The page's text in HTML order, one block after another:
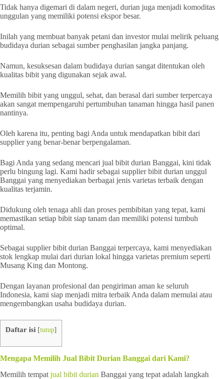
Tidak hanya digemari di dalam negeri, durian juga menjadi komoditas
unggulan yang memiliki potensi ekspor besar.
Inilah yang membuat banyak petani dan investor mulai melirik peluang
budidaya durian sebagai sumber penghasilan jangka panjang.
Namun, kesuksesan dalam budidaya durian sangat ditentukan oleh
kualitas bibit yang digunakan sejak awal.
Memilih bibit yang unggul, sehat, dan berasal dari sumber terpercaya
akan sangat mempengaruhi pertumbuhan tanaman hingga hasil panen
nantinya.
Oleh karena itu, penting bagi Anda untuk mendapatkan bibit dari
supplier yang benar-benar berpengalaman.
Bagi Anda yang sedang mencari jual bibit durian Banggai, kini tidak
perlu bingung lagi. Kami hadir sebagai supplier bibit durian unggul
Banggai yang menyediakan berbagai jenis varietas terbaik dengan
kualitas terjamin.
Didukung oleh tenaga ahli dan proses pembibitan yang tepat, kami
memastikan setiap bibit siap tanam dan memiliki potensi tumbuh
optimal.
Sebagai supplier bibit durian Banggai terpercaya, kami menyediakan
stok lengkap mulai dari durian lokal hingga varietas premium seperti
Musang King dan Montong.
Dengan layanan profesional dan pengiriman aman ke seluruh
Indonesia, kami siap menjadi mitra terbaik Anda dalam memulai atau
mengembangkan usaha budidaya durian.
Daftar isi [tutup]
Mengapa Memilih Jual Bibit Durian Banggai dari Kami?
Memilih tempat jual bibit durian Banggai yang tepat adalah langkah